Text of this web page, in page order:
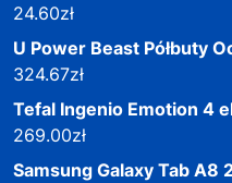
24.60zł
U Power Beast Półbuty
324.67zł
Tefal Ingenio Emotion 4
269.00zł
Samsung Galaxy Tab A8